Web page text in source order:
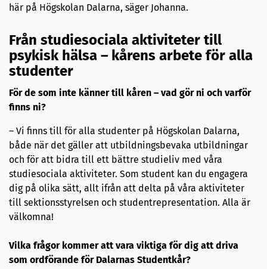
här på Högskolan Dalarna, säger Johanna.
Från studiesociala aktiviteter till
psykisk hälsa – kårens arbete för alla
studenter
För de som inte känner till kåren – vad gör ni och varför
finns ni?
– Vi finns till för alla studenter på Högskolan Dalarna,
både när det gäller att utbildningsbevaka utbildningar
och för att bidra till ett bättre studieliv med våra
studiesociala aktiviteter. Som student kan du engagera
dig på olika sätt, allt ifrån att delta på våra aktiviteter
till sektionsstyrelsen och studentrepresentation. Alla är
välkomna!
Vilka frågor kommer att vara viktiga för dig att driva
som ordförande för Dalarnas Studentkår?